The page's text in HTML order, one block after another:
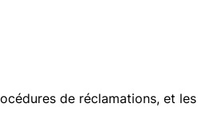
de réclamations, et les